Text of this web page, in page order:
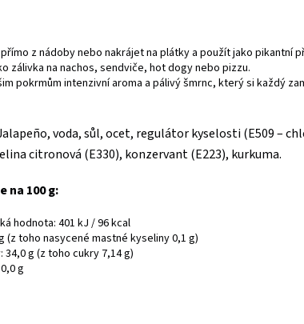
z nádoby nebo nakrájet na plátky a použít jako pikantní
zálivka na nachos, sendviče, hot dogy nebo pizzu.
pokrmům intenzivní aroma a pálivý šmrnc, který si každý
voda, sůl, ocet, regulátor kyselosti (E509 –
citronová (E330), konzervant (E223), kurkuma.
na 100 g:
hodnota: 401 kJ / 96 kcal
(z toho nasycené mastné kyseliny 0,1 g)
34,0 g (z toho cukry 7,14 g)
g